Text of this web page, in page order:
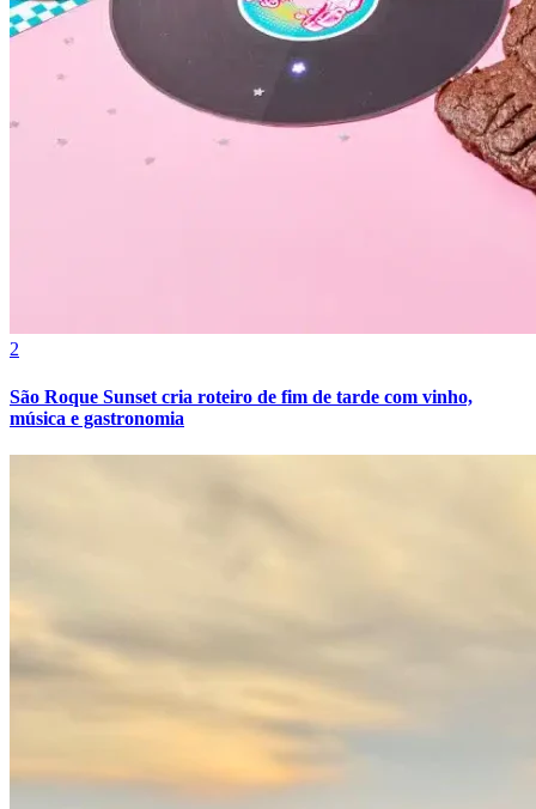
2
São Roque Sunset cria roteiro de fim de tarde com vinho,
música e gastronomia